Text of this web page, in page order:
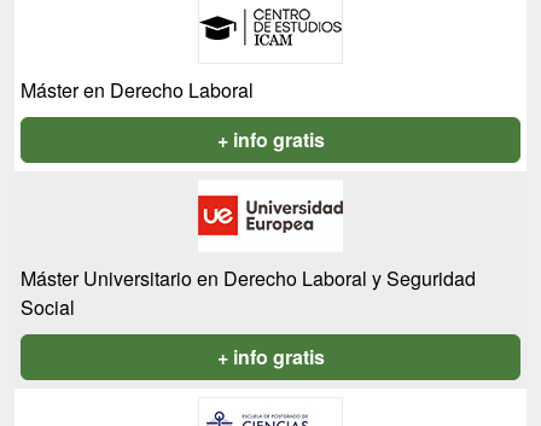
Máster en Derecho Laboral
+ info gratis
Máster Universitario en Derecho Laboral y Seguridad
Social
+ info gratis